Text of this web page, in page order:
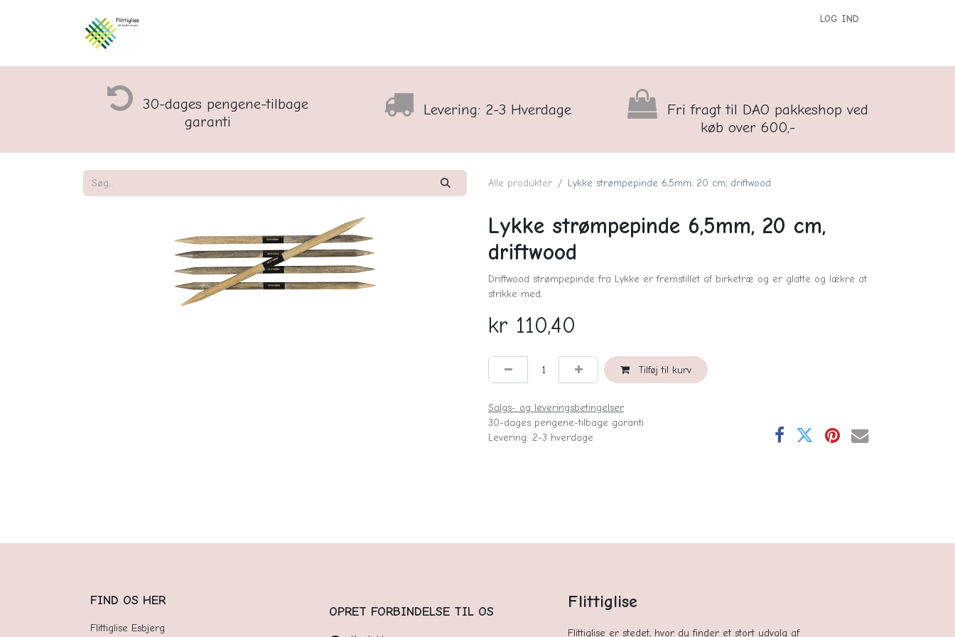
LOG IND
30-dages pengene-tilbage
garanti
Levering: 2-3 Hverdage
Fri fragt til DAO pakkeshop ved
køb over 600,-
Alle produkter Lykke strømpepinde 6,5mm, 20 cm, driftwood
Lykke strømpepinde 6,5mm, 20 cm,
driftwood
Driftwood strømpepinde fra Lykke er fremstillet af birketræ og er glatte og lækre at
strikke med.
kr 110,40
Tilføj til kurv
Salgs- og leveringsbetingelser
30-dages pengene-tilbage garanti
Levering: 2-3 hverdage
FIND OS HER
Flittiglise Esbjerg
OPRET FORBINDELSE TIL OS
Flittiglise
Flittiglise er stedet, hvor du finder et stort udvalg af